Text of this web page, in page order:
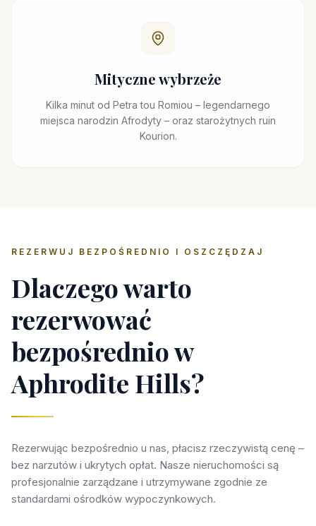
Mityczne wybrzeże
Kilka minut od Petra tou Romiou – legendarnego
miejsca narodzin Afrodyty – oraz starożytnych ruin
Kourion.
REZERWUJ BEZPOŚREDNIO I OSZCZĘDZAJ
Dlaczego warto
rezerwować
bezpośrednio w
Aphrodite Hills?
Rezerwując bezpośrednio u nas, płacisz rzeczywistą cenę –
bez narzutów i ukrytych opłat. Nasze nieruchomości są
profesjonalnie zarządzane i utrzymywane zgodnie ze
standardami ośrodków wypoczynkowych.